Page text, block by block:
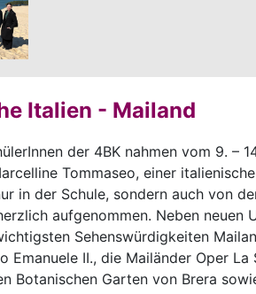
Italien - Mailand
der 4BK nahmen vom 9. –
Tommaseo, einer
in der Schule, sondern auch von
aufgenommen. Neben neuen
Sehenswürdigkeiten
Emanuele II., die Mailänder Oper
Botanischen Garten von Brera